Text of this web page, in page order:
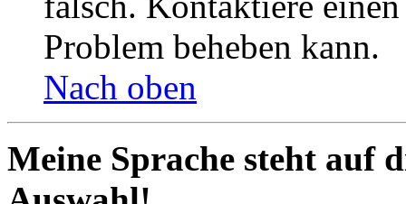
Problem beheben kann.
Nach oben
Meine Sprache steht auf